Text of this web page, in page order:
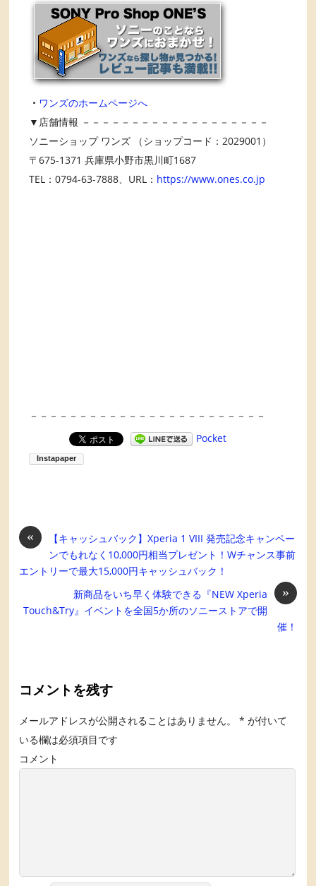
・ ワンズのホームページへ
▼店舗情報 －－－－－－－－－－－－－－－－－－－
ソニーショップ ワンズ （ショップコード：2029001）
〒675-1371 兵庫県小野市黒川町1687
TEL：0794-63-7888、URL： https://www.ones.co.jp
－－－－－－－－－－－－－－－－－－－－－－－－
Pocket
«
【キャッシュバック】Xperia 1 VIII 発売記念キャンペー
ンでもれなく10,000円相当プレゼント！Wチャンス事前
エントリーで最大15,000円キャッシュバック！
»
新商品をいち早く体験できる『NEW Xperia
Touch&Try』イベントを全国5か所のソニーストアで開
催！
コメントを残す
メールアドレスが公開されることはありません。 * が付いて
いる欄は必須項目です
コメント